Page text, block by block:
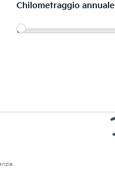
Chilometraggio annuale